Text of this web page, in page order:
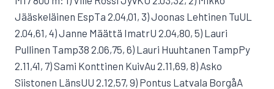
Jääskeläinen EspTa 2.04,01, 3) Joonas Lehtinen TuUL
2.04,61, 4) Janne Määttä ImatrU 2.04,80, 5) Lauri
Pullinen Tamp38 2.06,75, 6) Lauri Huuhtanen TampPy
2.11,41, 7) Sami Konttinen KuivAu 2.11,69, 8) Asko
Siistonen LänsUU 2.12,57, 9) Pontus Latvala BorgåA